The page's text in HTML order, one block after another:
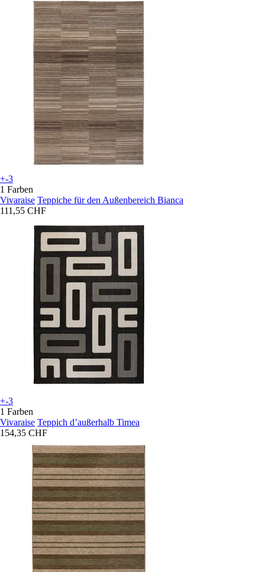
+-3
1 Farben
Vivaraise Teppiche für den Außenbereich Bianca
111,55 CHF
+-3
1 Farben
Vivaraise Teppich dʼaußerhalb Timea
154,35 CHF